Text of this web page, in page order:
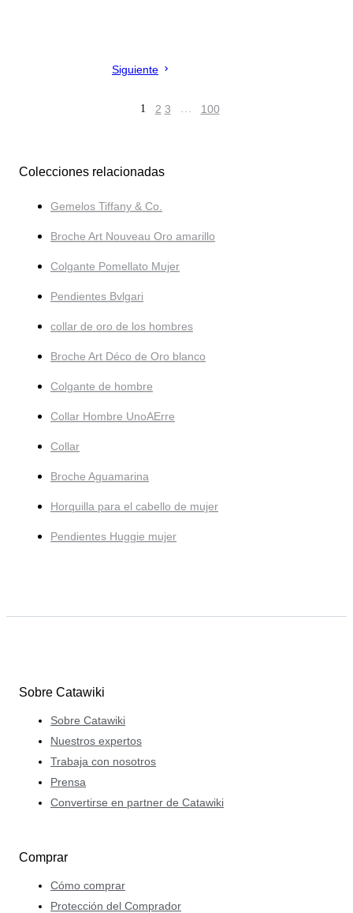
Siguiente
1 2 3 … 100
Colecciones relacionadas
Gemelos Tiffany & Co.
Broche Art Nouveau Oro amarillo
Colgante Pomellato Mujer
Pendientes Bvlgari
collar de oro de los hombres
Broche Art Déco de Oro blanco
Colgante de hombre
Collar Hombre UnoAErre
Collar
Broche Aguamarina
Horquilla para el cabello de mujer
Pendientes Huggie mujer
Sobre Catawiki
Sobre Catawiki
Nuestros expertos
Trabaja con nosotros
Prensa
Convertirse en partner de Catawiki
Comprar
Cómo comprar
Protección del Comprador